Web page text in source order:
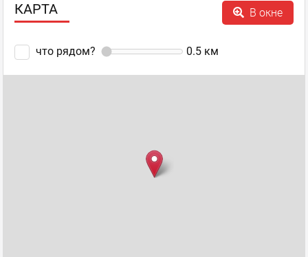
КАРТА В окне
что рядом? 0.5 км